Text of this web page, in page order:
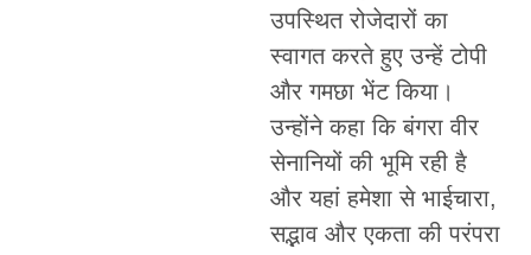
उपस्थित रोजेदारों का
स्वागत करते हुए उन्हें टोपी
और गमछा भेंट किया।
उन्होंने कहा कि बंगरा वीर
सेनानियों की भूमि रही है
और यहां हमेशा से भाईचारा,
सद्भाव और एकता की परंपरा